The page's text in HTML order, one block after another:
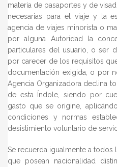
materia de pasaportes y de
necesarias para el viaje y la
agencia de viajes minorista o
por alguna Autoridad la
particulares del usuario, o ser
por carecer de los requisitos
documentación exigida, o por
Agencia Organizadora declina
de esta Índole, siendo por
gasto que se origine,
condiciones y normas
desistimiento voluntario de
Se recuerda igualmente a todos
que posean nacionalidad